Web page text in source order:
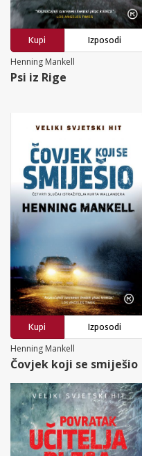
Kupi
Izposodi
Henning Mankell
Psi iz Rige
Kupi
Izposodi
Henning Mankell
Čovjek koji se smiješio